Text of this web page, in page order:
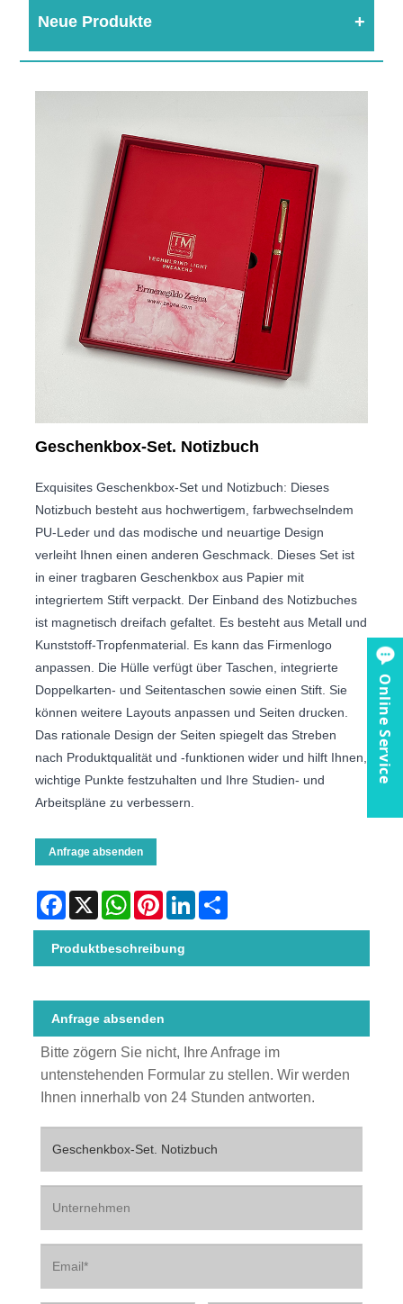
Neue Produkte
Geschenkbox-Set. Notizbuch
Exquisites Geschenkbox-Set und Notizbuch: Dieses
Notizbuch besteht aus hochwertigem, farbwechselndem
PU-Leder und das modische und neuartige Design
verleiht Ihnen einen anderen Geschmack. Dieses Set ist
in einer tragbaren Geschenkbox aus Papier mit
integriertem Stift verpackt. Der Einband des Notizbuches
ist magnetisch dreifach gefaltet. Es besteht aus Metall und
Kunststoff-Tropfenmaterial. Es kann das Firmenlogo
anpassen. Die Hülle verfügt über Taschen, integrierte
Doppelkarten- und Seitentaschen sowie einen Stift. Sie
können weitere Layouts anpassen und Seiten drucken.
Das rationale Design der Seiten spiegelt das Streben
nach Produktqualität und -funktionen wider und hilft Ihnen,
wichtige Punkte festzuhalten und Ihre Studien- und
Arbeitspläne zu verbessern.
Anfrage absenden
Facebook
X WhatsAppPinterestLinkedIn
Produktbeschreibung
Anfrage absenden
Bitte zögern Sie nicht, Ihre Anfrage im
untenstehenden Formular zu stellen. Wir werden
Ihnen innerhalb von 24 Stunden antworten.
Online Service